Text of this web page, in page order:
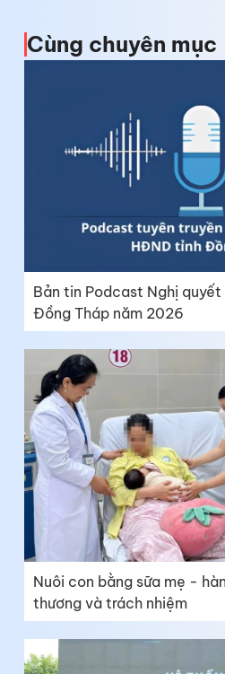
Cùng chuyên mục
Bản tin Podcast Nghị
Đồng Tháp năm 2026
Nuôi con bằng sữa mẹ -
thương và trách nhiệm